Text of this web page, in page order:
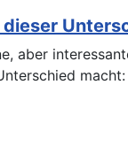
aber
macht: